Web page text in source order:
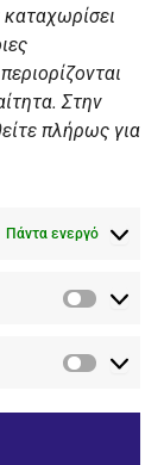
Στην
πλήρως για
Πάντα ενεργό